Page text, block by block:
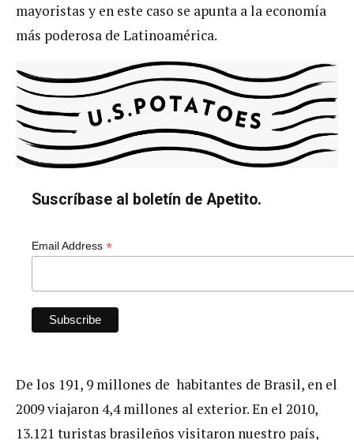
mayoristas y en este caso se apunta a la economía
más poderosa de Latinoamérica.
Suscríbase al boletín de Apetito.
Email Address *
De los 191, 9 millones de habitantes de Brasil, en el
2009 viajaron 4,4 millones al exterior. En el 2010,
13.121 turistas brasileños visitaron nuestro país,